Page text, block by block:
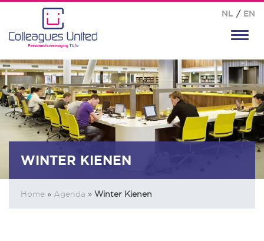
NL / EN
WINTER KIENEN
Home » Agenda » Winter Kienen